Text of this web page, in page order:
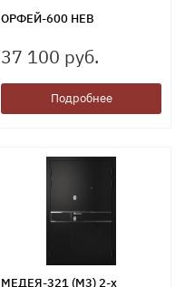
ОРФЕЙ-600 НЕВ
37 100 руб.
Подробнее
МЕДЕЯ-321 (M3) 2-х